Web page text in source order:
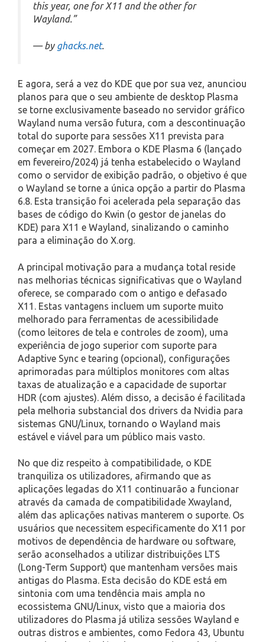
this year, one for X11 and the other for
Wayland.”
— by ghacks.net.
E agora, será a vez do KDE que por sua vez, anunciou
planos para que o seu ambiente de desktop Plasma
se torne exclusivamente baseado no servidor gráfico
Wayland numa versão futura, com a descontinuação
total do suporte para sessões X11 prevista para
começar em 2027. Embora o KDE Plasma 6 (lançado
em fevereiro/2024) já tenha estabelecido o Wayland
como o servidor de exibição padrão, o objetivo é que
o Wayland se torne a única opção a partir do Plasma
6.8. Esta transição foi acelerada pela separação das
bases de código do Kwin (o gestor de janelas do
KDE) para X11 e Wayland, sinalizando o caminho
para a eliminação do X.org.
A principal motivação para a mudança total reside
nas melhorias técnicas significativas que o Wayland
oferece, se comparado com o antigo e defasado
X11. Estas vantagens incluem um suporte muito
melhorado para ferramentas de acessibilidade
(como leitores de tela e controles de zoom), uma
experiência de jogo superior com suporte para
Adaptive Sync e tearing (opcional), configurações
aprimoradas para múltiplos monitores com altas
taxas de atualização e a capacidade de suportar
HDR (com ajustes). Além disso, a decisão é facilitada
pela melhoria substancial dos drivers da Nvidia para
sistemas GNU/Linux, tornando o Wayland mais
estável e viável para um público mais vasto.
No que diz respeito à compatibilidade, o KDE
tranquiliza os utilizadores, afirmando que as
aplicações legadas do X11 continuarão a funcionar
através da camada de compatibilidade Xwayland,
além das aplicações nativas manterem o suporte. Os
usuários que necessitem especificamente do X11 por
motivos de dependência de hardware ou software,
serão aconselhados a utilizar distribuições LTS
(Long-Term Support) que mantenham versões mais
antigas do Plasma. Esta decisão do KDE está em
sintonia com uma tendência mais ampla no
ecossistema GNU/Linux, visto que a maioria dos
utilizadores do Plasma já utiliza sessões Wayland e
outras distros e ambientes, como Fedora 43, Ubuntu